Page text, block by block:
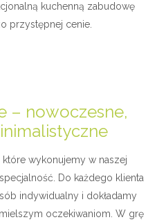
kuchenną zabudowę
przystępnej cenie.
– nowoczesne,
wykonujemy w naszej
Do każdego klienta
indywidualny i dokładamy
oczekiwaniom. W grę